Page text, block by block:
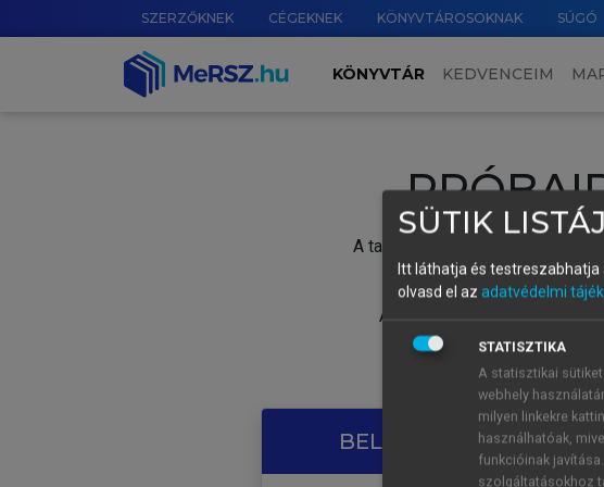
SZERZŐKNEK CÉGEKNEK KÖNYVTÁROSOKNAK SÚGÓ
KÖNYVTÁR KEDVENCEIM
A tartalom megtekintéséhez
Új
A próbaidőszak elindításához,
A
BELÉPÉS SAJÁT
SÜTIK
Itt láthatja és
olvasd el az adatvédelmi
STATISZTIKA
A statisztikai
webhely
milyen linkekre
használhatóak,
funkcióinak
szolgáltatásokhoz